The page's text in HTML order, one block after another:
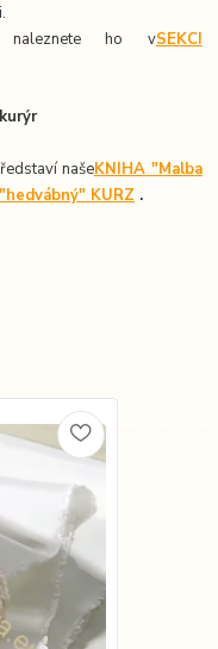
ho vSEKCI
našeKNIHA "Malba
"hedvábný" KURZ .